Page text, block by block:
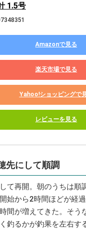
1.5号
Amazonで見る
楽天市場で見る
Yahoo!ショッピングで
レビューを見る
先にして順調
て再開。朝のうちは順
始から2時間ほどが経
間が増えてきた。そう
釣るかが釣果を左右す